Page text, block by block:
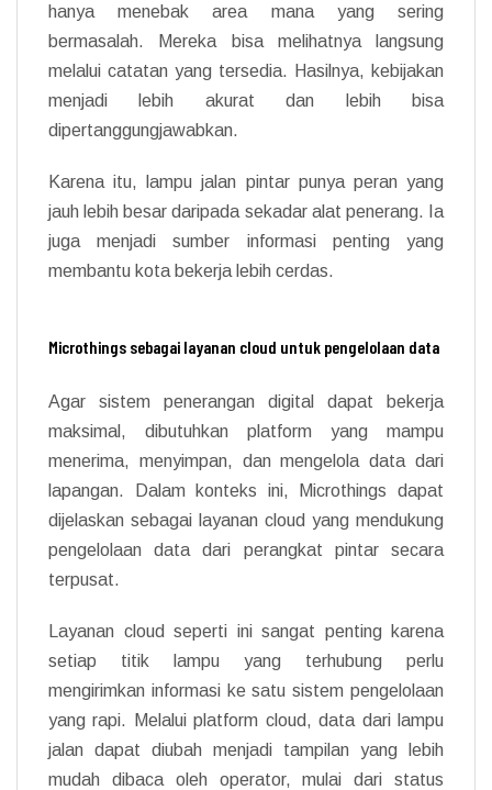
hanya menebak area mana yang sering
bermasalah. Mereka bisa melihatnya langsung
melalui catatan yang tersedia. Hasilnya, kebijakan
menjadi lebih akurat dan lebih bisa
dipertanggungjawabkan.
Karena itu, lampu jalan pintar punya peran yang
jauh lebih besar daripada sekadar alat penerang. Ia
juga menjadi sumber informasi penting yang
membantu kota bekerja lebih cerdas.
Microthings sebagai layanan cloud untuk pengelolaan data
Agar sistem penerangan digital dapat bekerja
maksimal, dibutuhkan platform yang mampu
menerima, menyimpan, dan mengelola data dari
lapangan. Dalam konteks ini, Microthings dapat
dijelaskan sebagai layanan cloud yang mendukung
pengelolaan data dari perangkat pintar secara
terpusat.
Layanan cloud seperti ini sangat penting karena
setiap titik lampu yang terhubung perlu
mengirimkan informasi ke satu sistem pengelolaan
yang rapi. Melalui platform cloud, data dari lampu
jalan dapat diubah menjadi tampilan yang lebih
mudah dibaca oleh operator, mulai dari status